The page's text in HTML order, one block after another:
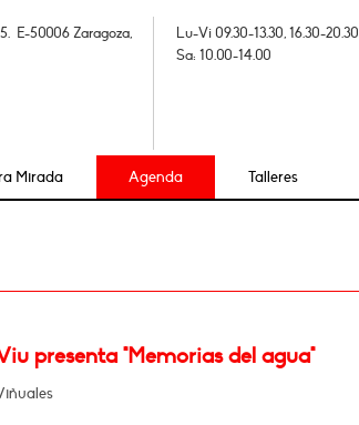
E-50006 Zaragoza,
Lu-Vi 09.30-13.30, 16.30-20.30
Sa: 10.00-14.00
Mirada Agenda Talleres
presenta "Memorias del agua"